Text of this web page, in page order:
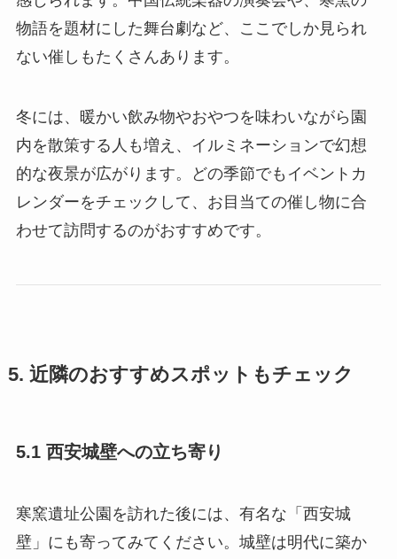
物語を題材にした舞台劇など、ここでしか見られ
ない催しもたくさんあります。
冬には、暖かい飲み物やおやつを味わいながら園
内を散策する人も増え、イルミネーションで幻想
的な夜景が広がります。どの季節でもイベントカ
レンダーをチェックして、お目当ての催し物に合
わせて訪問するのがおすすめです。
5. 近隣のおすすめスポットもチェック
5.1 西安城壁への立ち寄り
寒窯遺址公園を訪れた後には、有名な「西安城
壁」にも寄ってみてください。城壁は明代に築か